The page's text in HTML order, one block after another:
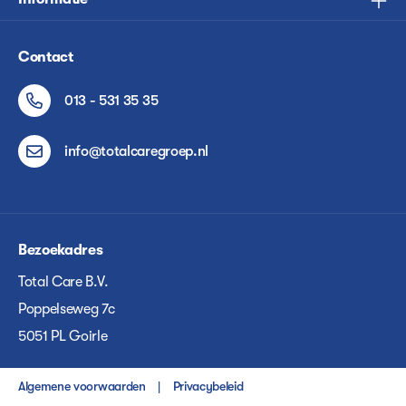
Contact
013 - 531 35 35
info@totalcaregroep.nl
Bezoekadres
Total Care B.V.
Poppelseweg 7c
5051 PL Goirle
Algemene voorwaarden Privacybeleid